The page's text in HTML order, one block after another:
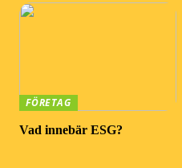
FÖRETAG
Vad innebär ESG?